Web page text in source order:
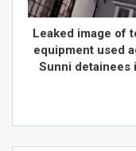
Leaked image of
equipment used
Sunni detainees